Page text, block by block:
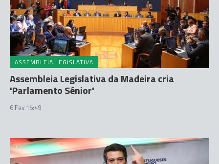
ASSEMBLEIA LEGISLATIVA
Assembleia Legislativa da Madeira cria
'Parlamento Sénior'
6 Fev 15:49